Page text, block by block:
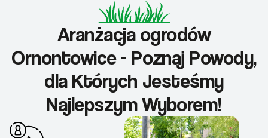
Aranżacja ogrodów
Ornontowice - Poznaj Powody,
dla Których Jesteśmy
Najlepszym Wyborem!